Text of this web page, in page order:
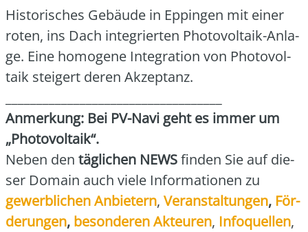
His­to­ri­sches Gebäu­de in Eppin­gen mit einer
roten, ins Dach inte­grier­ten Pho­to­vol­ta­ik-Anla­
ge. Eine homo­ge­ne Inte­gra­ti­on von Pho­to­vol­
ta­ik stei­gert deren Akzep­tanz.
Anmer­kung: Bei PV-Navi geht es immer um
„Pho­to­vol­ta­ik“.
Neben den täg­li­chen NEWSfin­den Sie auf die­
ser Domain auch vie­le Infor­ma­tio­nen zu
gewerb­li­chen Anbie­tern, Ver­an­stal­tun­gen, För­
de­run­gen, beson­de­ren Akteu­ren, Info­quel­len,